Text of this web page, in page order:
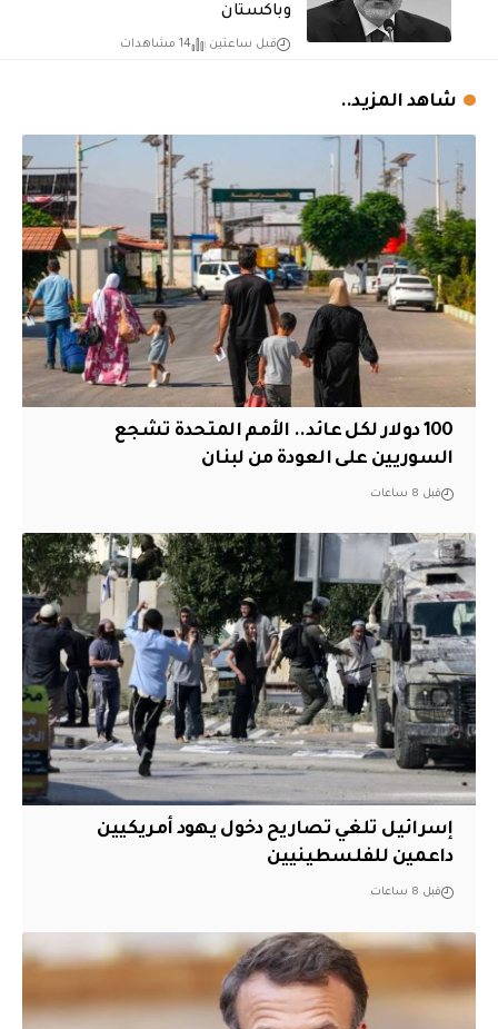
وباكستان
قبل ساعتين 14 مشاهدات
شاهد المزيد..
100 دولار لكل عائد.. الأمم المتحدة تشجع
السوريين على العودة من لبنان
قبل 8 ساعات
إسرائيل تلغي تصاريح دخول يهود أمريكيين
داعمين للفلسطينيين
قبل 8 ساعات